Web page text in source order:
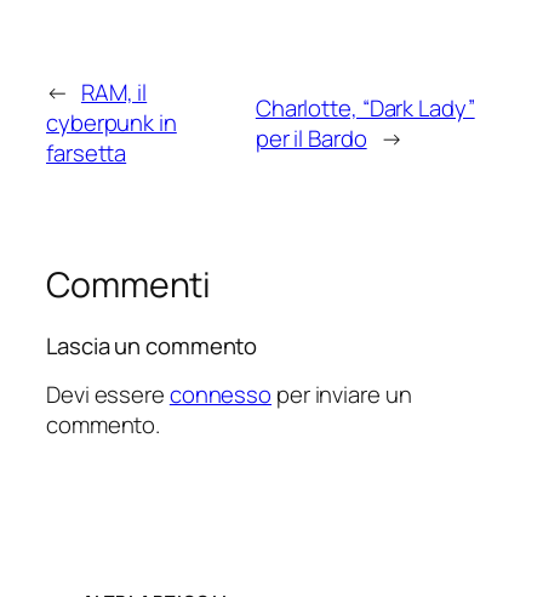
← RAM, il
cyberpunk in
farsetta
Charlotte, “Dark Lady”
per il Bardo →
Commenti
Lascia un commento
Devi essereconnesso per inviare un
commento.